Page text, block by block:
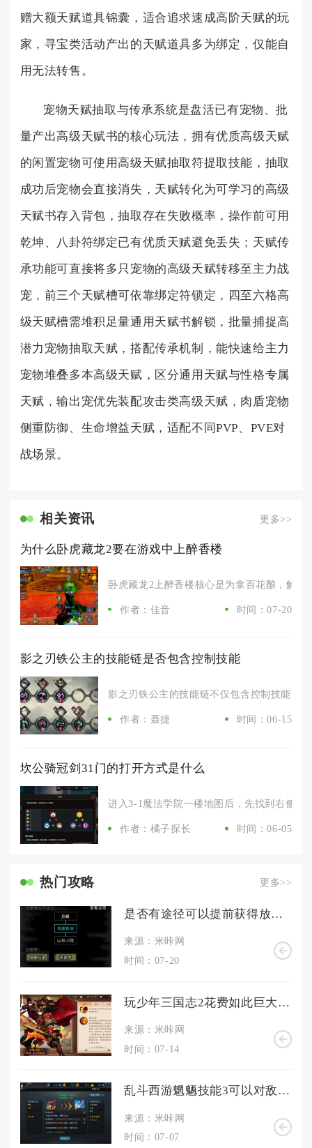
赠大额天赋道具锦囊，适合追求速成高阶天赋的玩
家，寻宝类活动产出的天赋道具多为绑定，仅能自
用无法转售。
宠物天赋抽取与传承系统是盘活已有宠物、批
量产出高级天赋书的核心玩法，拥有优质高级天赋
的闲置宠物可使用高级天赋抽取符提取技能，抽取
成功后宠物会直接消失，天赋转化为可学习的高级
天赋书存入背包，抽取存在失败概率，操作前可用
乾坤、八卦符绑定已有优质天赋避免丢失；天赋传
承功能可直接将多只宠物的高级天赋转移至主力战
宠，前三个天赋槽可依靠绑定符锁定，四至六格高
级天赋槽需堆积足量通用天赋书解锁，批量捕捉高
潜力宠物抽取天赋，搭配传承机制，能快速给主力
宠物堆叠多本高级天赋，区分通用天赋与性格专属
天赋，输出宠优先装配攻击类高级天赋，肉盾宠物
侧重防御、生命增益天赋，适配不同PVP、PVE对
战场景。
相关资讯 更多>>
为什么卧虎藏龙2要在游戏中上醉香楼
卧虎藏龙2上醉香楼核心是为拿百花酿，解锁
作者：佳音 时间：07-20
影之刃铁公主的技能链是否包含控制技能
影之刃铁公主的技能链不仅包含控制技能，
作者：聂捷 时间：06-15
坎公骑冠剑31门的打开方式是什么
进入3-1魔法学院一楼地图后，先找到右侧封
作者：橘子探长 时间：06-05
热门攻略 更多>>
是否有途径可以提前获得放置江湖五转传承任务
来源：米咔网
时间：07-20
玩少年三国志2花费如此巨大这是为什么
来源：米咔网
时间：07-14
乱斗西游魍魉技能3可以对敌人施加哪些负面效果
来源：米咔网
时间：07-07